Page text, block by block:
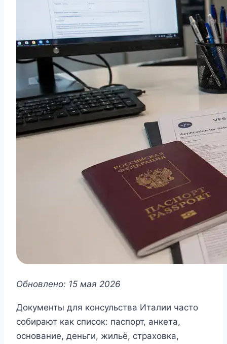
Обновлено: 15 мая 2026
Документы для консульства Италии часто
собирают как список: паспорт, анкета,
основание, деньги, жильё, страховка,